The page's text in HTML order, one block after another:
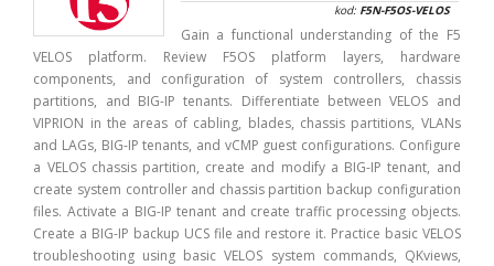
kod: F5N-F5OS-VELOS
Gain a functional understanding of the F5
VELOS platform. Review F5OS platform layers, hardware
components, and configuration of system controllers, chassis
partitions, and BIG-IP tenants. Differentiate between VELOS and
VIPRION in the areas of cabling, blades, chassis partitions, VLANs
and LAGs, BIG-IP tenants, and vCMP guest configurations. Configure
a VELOS chassis partition, create and modify a BIG-IP tenant, and
create system controller and chassis partition backup configuration
files. Activate a BIG-IP tenant and create traffic processing objects.
Create a BIG-IP backup UCS file and restore it. Practice basic VELOS
troubleshooting using basic VELOS system commands, QKviews,